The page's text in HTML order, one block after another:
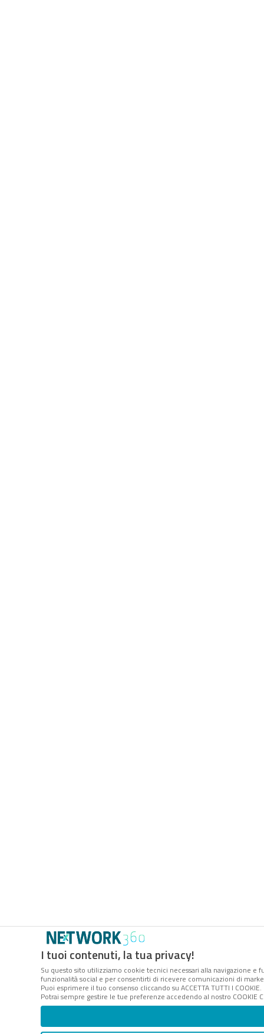
I tuoi contenuti, la tua privacy!
Su questo sito utilizziamo cookie tecnici necessari alla navigazione
funzionalità social e per consentirti di ricevere comunicazioni di
Puoi esprimere il tuo consenso cliccando su ACCETTA TUTTI I
Potrai sempre gestire le tue preferenze accedendo al nostro